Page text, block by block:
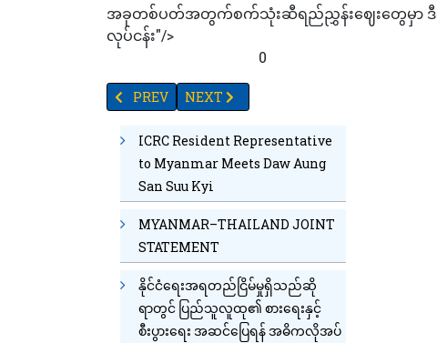
အခုတစ်ပတ်အတွက်စက်သုံးဆီရည်ညွှန်းဈေးတွေမှာ ဒီဇ
လုပ်ငန်း"/>
0
PREVIOUS ARTICLE: (ရန်ကုန် - ကော့သောင်း-ရနော
PREV NEXT ARTICLE: ထိုင်းရောက်မြန်မာမျာ
NEXT
ICRC Resident Representative
to Myanmar Meets Daw Aung
San Suu Kyi
MYANMAR–THAILAND JOINT
STATEMENT
နိုင်ငံရေးအရတည်ငြိမ်မှုရှိသည်ဆို
ရာတွင် ပြည်သူလူထု၏ စားရေးနှင့်
စီးပွားရေး အဆင်ပြေရန် အဓိကလိုအပ်